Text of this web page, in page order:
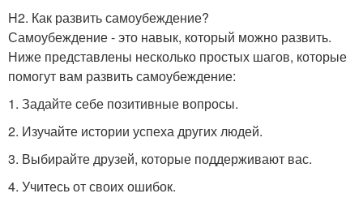
H2. Как развить самоубеждение?
Самоубеждение - это навык, который можно развить.
Ниже представлены несколько простых шагов, которые
помогут вам развить самоубеждение:
1. Задайте себе позитивные вопросы.
2. Изучайте истории успеха других людей.
3. Выбирайте друзей, которые поддерживают вас.
4. Учитесь от своих ошибок.